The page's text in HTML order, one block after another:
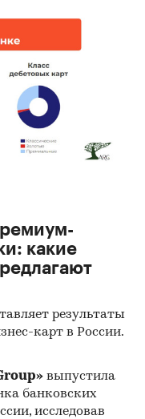
какие
результаты
карт в России.
выпустила
банковских
исследовав